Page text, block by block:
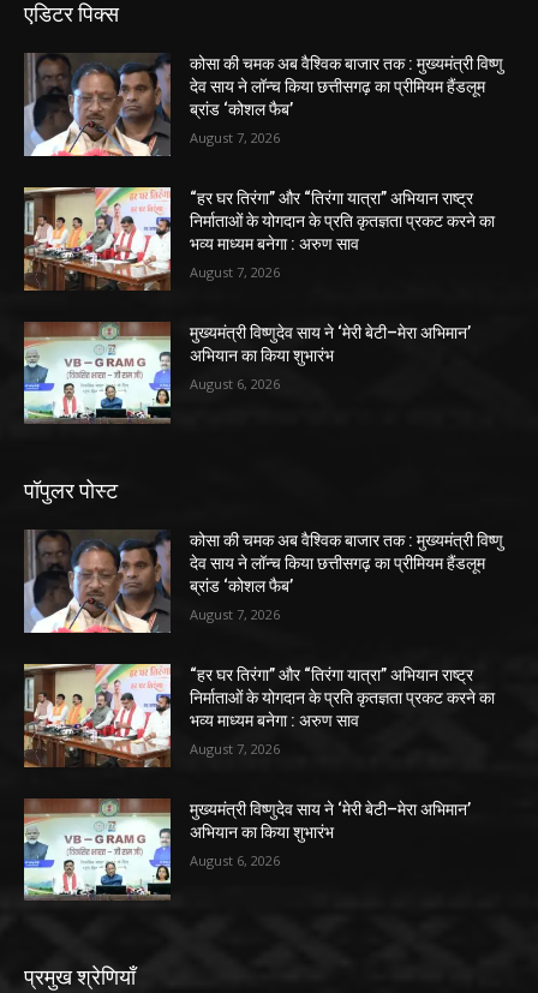
एडिटर पिक्स
कोसा की चमक अब वैश्विक बाजार तक : मुख्यमंत्री विष्णु
देव साय ने लॉन्च किया छत्तीसगढ़ का प्रीमियम हैंडलूम
ब्रांड ‘कोशल फैब’
August 7, 2026
“हर घर तिरंगा” और “तिरंगा यात्रा” अभियान राष्ट्र
निर्माताओं के योगदान के प्रति कृतज्ञता प्रकट करने का
भव्य माध्यम बनेगा : अरुण साव
August 7, 2026
मुख्यमंत्री विष्णुदेव साय ने ‘मेरी बेटी–मेरा अभिमान’
अभियान का किया शुभारंभ
August 6, 2026
पॉपुलर पोस्ट
कोसा की चमक अब वैश्विक बाजार तक : मुख्यमंत्री विष्णु
देव साय ने लॉन्च किया छत्तीसगढ़ का प्रीमियम हैंडलूम
ब्रांड ‘कोशल फैब’
August 7, 2026
“हर घर तिरंगा” और “तिरंगा यात्रा” अभियान राष्ट्र
निर्माताओं के योगदान के प्रति कृतज्ञता प्रकट करने का
भव्य माध्यम बनेगा : अरुण साव
August 7, 2026
मुख्यमंत्री विष्णुदेव साय ने ‘मेरी बेटी–मेरा अभिमान’
अभियान का किया शुभारंभ
August 6, 2026
प्रमुख श्रेणियाँ